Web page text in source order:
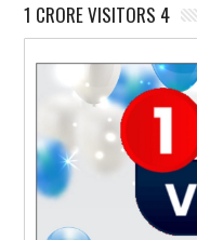
1 CRORE VISITORS 4